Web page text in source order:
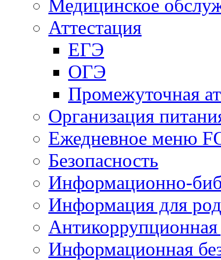
Медицинское
Аттестация
ЕГЭ
ОГЭ
Промежуточная
Организация
Ежедневное меню
Безопасность
Информационно-
Информация для
Антикоррупционная
Информационная